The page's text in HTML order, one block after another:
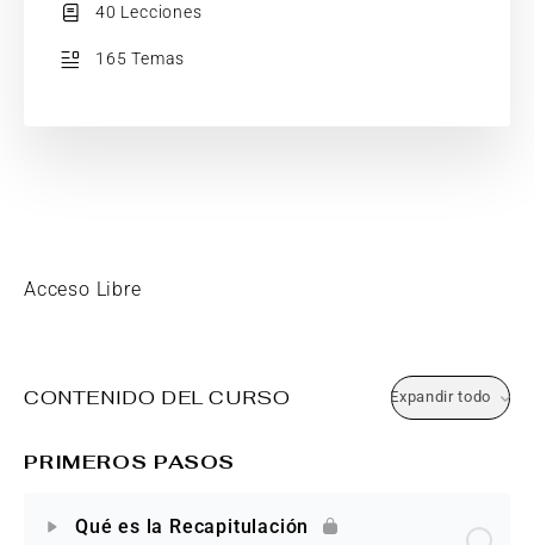
Acceso Libre
CONTENIDO DEL CURSO Expandir todo
PRIMEROS PASOS
Qué es la Recapitulación
40 Lecciones
165 Temas